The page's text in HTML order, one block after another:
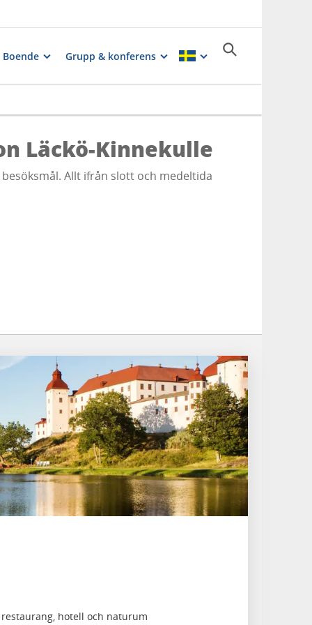
Boende Grupp & konferens
Läckö-Kinnekulle
Allt ifrån slott och medeltida
hotell och naturum